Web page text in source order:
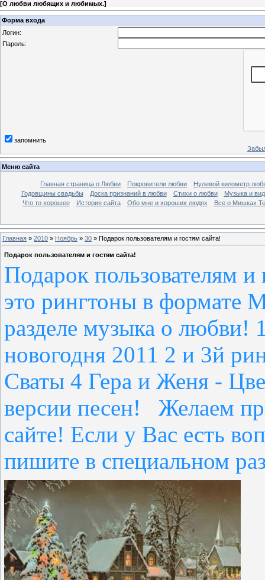
[О любви любящих и любимых.]
Форма входа
Логин:
Пароль:
запомнить
Меню сайта
Главная страница о Любви Покровители любви
Нулевой километр
Годовщины свадьбы
Доска признаний в любви Стихи о любви
Музыка и
Что то хорошее
История сайта Обо мне и хороших людях Все о Мишках
Главная » 2010 » Ноябрь » 30 » Подарок пользователям и гостям сайта!
Подарок пользователям и гостям сайта!
Подарок пользователям и
это рингтоны в формате
разделе музыка о любви!
новогодня 2011 2 и 3й
Сваты 4 Гера и Женя -
версии песен! Желаем
сайте! Если у Вас есть
пишите в специальном